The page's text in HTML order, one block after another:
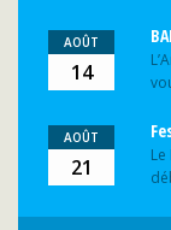
AOÛT
14
AOÛT
21